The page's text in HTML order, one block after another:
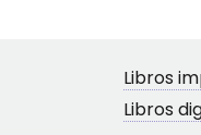
Libros
Libros